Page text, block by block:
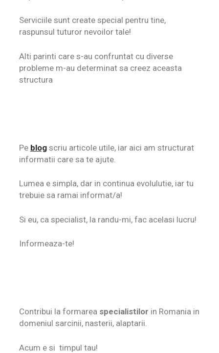
Serviciile sunt create special pentru tine,
raspunsul tuturor nevoilor tale!
Alti parinti care s-au confruntat cu diverse
probleme m-au determinat sa creez aceasta
structura
Pe blog scriu articole utile, iar aici am structurat
informatii care sa te ajute.
Lumea e simpla, dar in continua evolulutie, iar tu
trebuie sa ramai informat/a!
Si eu, ca specialist, la randu-mi, fac acelasi lucru!
Informeaza-te!
Contribui la formarea specialistilor in Romania in
domeniul sarcinii, nasterii, alaptarii.
Acum e si timpul tau!